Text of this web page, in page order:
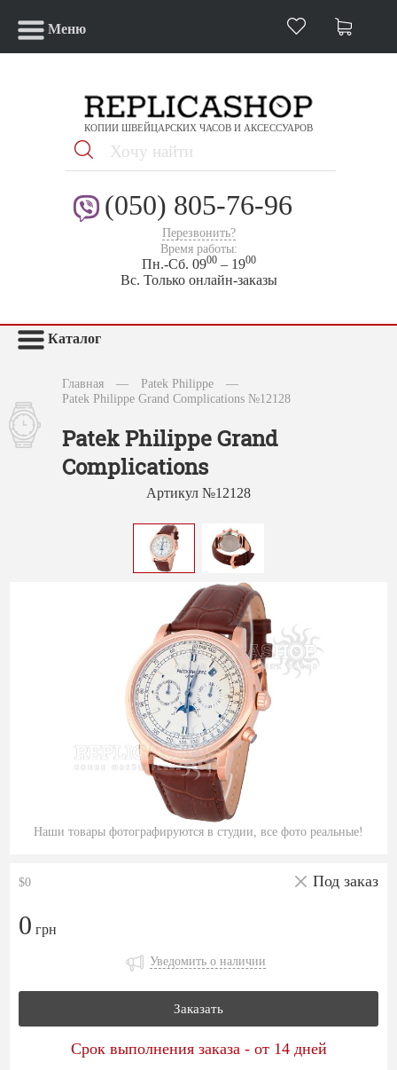
Меню
КОПИИ ШВЕЙЦАРСКИХ ЧАСОВ И АКСЕССУАРОВ
(050) 805-76-96
Перезвонить?
Время работы:
Пн.-Сб. 0900– 1900
Вс. Только онлайн-заказы
Каталог
Главная — Patek Philippe
—
Patek Philippe Grand Complications №12128
Patek Philippe Grand
Complications
Артикул №12128
Наши товары фотографируются в студии, все фото реальные!
$0 Под заказ
0 грн
Уведомить о наличии
Заказать
Срок выполнения заказа - от 14 дней